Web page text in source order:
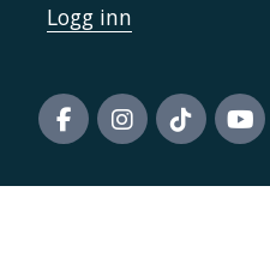
Logg inn